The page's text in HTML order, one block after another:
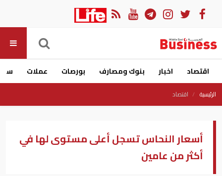
اقتصاد اخبار بنوك ومصارف بورصات عملات
الرئيسية اقتصاد
أسعار النحاس تسجل أعلى مستوى لها في
أكثر من عامين